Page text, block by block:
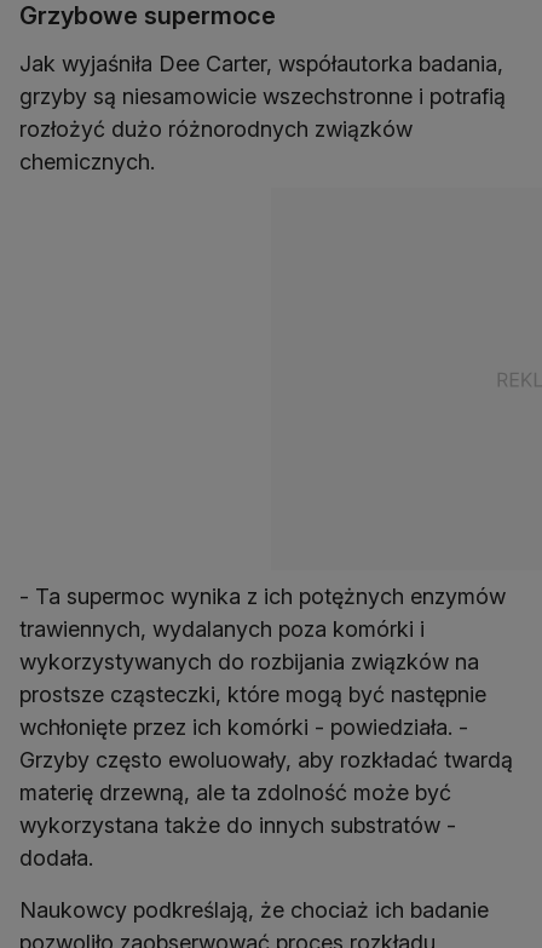
Grzybowe supermoce
Jak wyjaśniła Dee Carter, współautorka badania,
grzyby są niesamowicie wszechstronne i potrafią
rozłożyć dużo różnorodnych związków
chemicznych.
- Ta supermoc wynika z ich potężnych enzymów
trawiennych, wydalanych poza komórki i
wykorzystywanych do rozbijania związków na
prostsze cząsteczki, które mogą być następnie
wchłonięte przez ich komórki - powiedziała. -
Grzyby często ewoluowały, aby rozkładać twardą
materię drzewną, ale ta zdolność może być
wykorzystana także do innych substratów -
dodała.
Naukowcy podkreślają, że chociaż ich badanie
pozwoliło zaobserwować proces rozkładu